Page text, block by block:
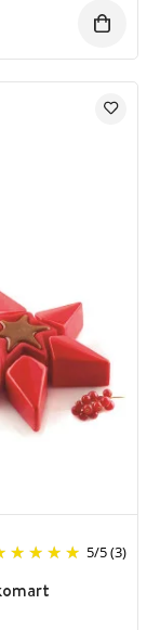
5/5(3)